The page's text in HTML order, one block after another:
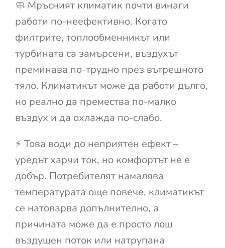
🧼 Мръсният климатик почти винаги
работи по-неефективно. Когато
филтрите, топлообменникът или
турбината са замърсени, въздухът
преминава по-трудно през вътрешното
тяло. Климатикът може да работи дълго,
но реално да премества по-малко
въздух и да охлажда по-слабо.
⚡ Това води до неприятен ефект –
уредът харчи ток, но комфортът не е
добър. Потребителят намалява
температурата още повече, климатикът
се натоварва допълнително, а
причината може да е просто лош
въздушен поток или натрупана